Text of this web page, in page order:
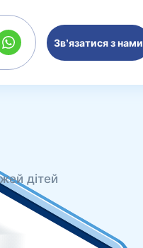
Зв’язатися з нами
дітей